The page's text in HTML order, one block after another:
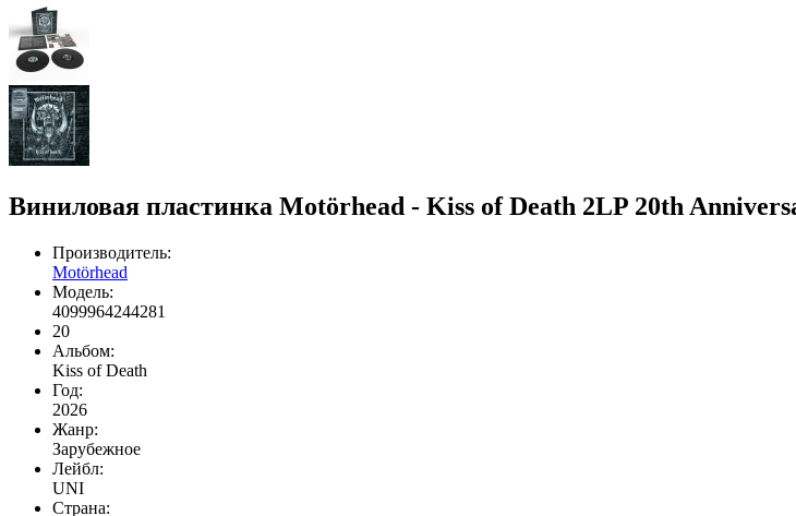
Виниловая пластинка Motörhead - Kiss of Death 2LP 20th
Производитель:
Motörhead
Модель:
4099964244281
20
Альбом:
Kiss of Death
Год:
2026
Жанр:
Зарубежное
Лейбл:
UNI
Страна: